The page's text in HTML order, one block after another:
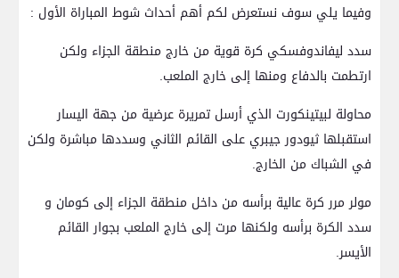
وفيما يلي سوف نستعرض لكم أهم أحداث شوط المباراة الأول :
سدد ليفاندوفسكي كرة قوية من خارج منطقة الجزاء ولكن
ارتطمت بالدفاع ومنها إلى خارج الملعب.
محاولة لبيتينكورت الذي أرسل تمريرة عرضية من جهة اليسار
استقبلها ثيودور جيبري على القائم الثاني وسددها مباشرة ولكن
في الشباك من الخارج.
مولر مرر كرة عالية برأسه من داخل منطقة الجزاء إلى كومان و
سدد الكرة برأسه ولكنها مرت إلى خارج الملعب بجوار القائم
الأيسر.